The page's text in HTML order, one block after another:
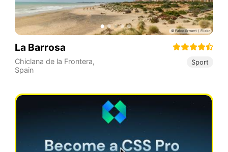
La Barrosa
Chiclana de la Frontera,
Spain
Sport